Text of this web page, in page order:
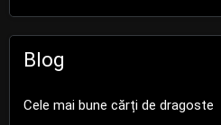
Blog
Cele mai bune cărți de dragoste